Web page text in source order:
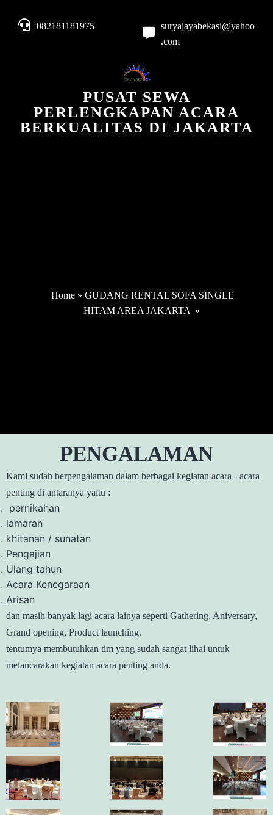
082181181975
suryajayabekasi@yahoo
.com
PUSAT SEWA
PERLENGKAPAN ACARA
BERKUALITAS DI JAKARTA
Home » GUDANG RENTAL SOFA SINGLE
HITAM AREA JAKARTA »
PENGALAMAN
Kami sudah berpengalaman dalam berbagai kegiatan acara - acara
penting di antaranya yaitu :
pernikahan
lamaran
khitanan / sunatan
Pengajian
Ulang tahun
Acara Kenegaraan
Arisan
dan masih banyak lagi acara lainya seperti Gathering, Aniversary,
Grand opening, Product launching.
tentumya membutuhkan tim yang sudah sangat lihai untuk
melancarakan kegiatan acara penting anda.